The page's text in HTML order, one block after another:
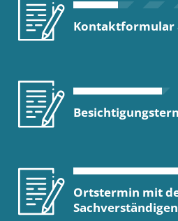
Kontaktformular
Ortstermin mit
Sachverständigen